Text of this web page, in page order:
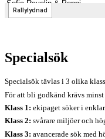
Specialsök
Specialsök tävlas i 3 olika
För att bli godkänd krävs
Klass 1: ekipaget söker i
Klass 2: svårare miljöer och
Klass 3: avancerade sök med